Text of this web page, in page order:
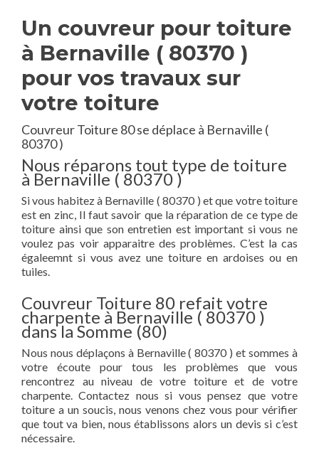
Un couvreur pour toiture
à Bernaville ( 80370 )
pour vos travaux sur
votre toiture
Couvreur Toiture 80 se déplace à Bernaville (
80370 )
Nous réparons tout type de toiture
à Bernaville ( 80370 )
Si vous habitez à Bernaville ( 80370 ) et que votre toiture
est en zinc, Il faut savoir que la réparation de ce type de
toiture ainsi que son entretien est important si vous ne
voulez pas voir apparaitre des problèmes. C’est la cas
égaleemnt si vous avez une toiture en ardoises ou en
tuiles.
Couvreur Toiture 80 refait votre
charpente à Bernaville ( 80370 )
dans la Somme (80)
Nous nous déplaçons à Bernaville ( 80370 ) et sommes à
votre écoute pour tous les problèmes que vous
rencontrez au niveau de votre toiture et de votre
charpente. Contactez nous si vous pensez que votre
toiture a un soucis, nous venons chez vous pour vérifier
que tout va bien, nous établissons alors un devis si c’est
nécessaire.